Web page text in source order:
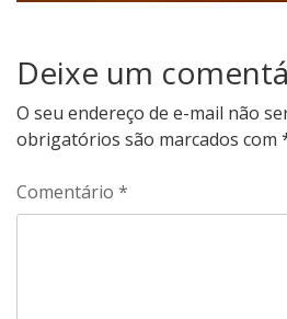
Deixe um
O seu endereço de e-mail não
obrigatórios são marcados com
Comentário *